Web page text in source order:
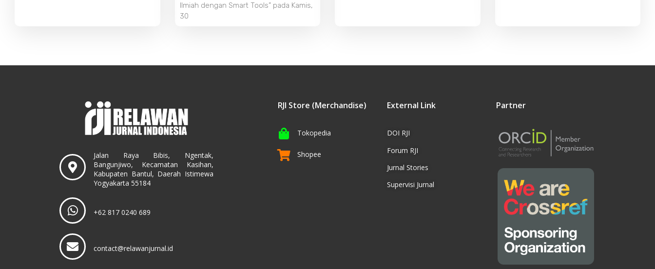
Ilmiah dengan Smart Tools” pada Kamis,
30
Jalan Raya Bibis, Ngentak,
Bangunjiwo, Kecamatan Kasihan,
Kabupaten Bantul, Daerah Istimewa
Yogyakarta 55184
+62 817 0240 689
contact@relawanjurnal.id
RJI Store (Merchandise)
Tokopedia
Shopee
External Link
DOI RJI
Forum RJI
Jurnal Stories
Supervisi Jurnal
Partner